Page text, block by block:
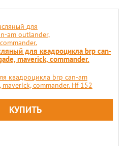
для квадроцикла brp can-
maverick, commander.
квадроцикла brp can-am
commander. Hf 152